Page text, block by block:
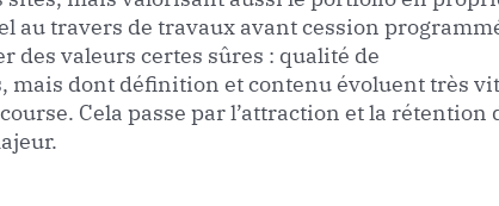
au travers de travaux avant cession
valeurs certes sûres : qualité de
mais dont définition et contenu évoluent très
Cela passe par l’attraction et la rétention